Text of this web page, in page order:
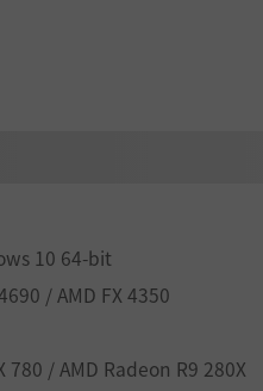
不仅仅是数字！他们有自
的决定！解决争端，给予
10 64-bit
/ AMD FX 4350
780 / AMD Radeon R9 280X